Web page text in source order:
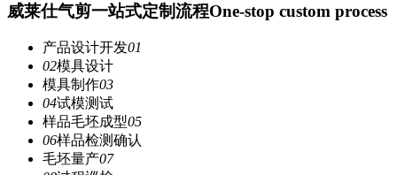
威莱仕气剪一站式定制流程One-stop custom process
产品设计开发01
02模具设计
模具制作03
04试模测试
样品毛坯成型05
06样品检测确认
毛坯量产07